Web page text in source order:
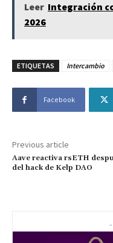
Leer Integración
2026
ETIQUETAS Intercambio
Facebook
Previous article
Aave reactiva rsETH
del hack de Kelp DAO
-